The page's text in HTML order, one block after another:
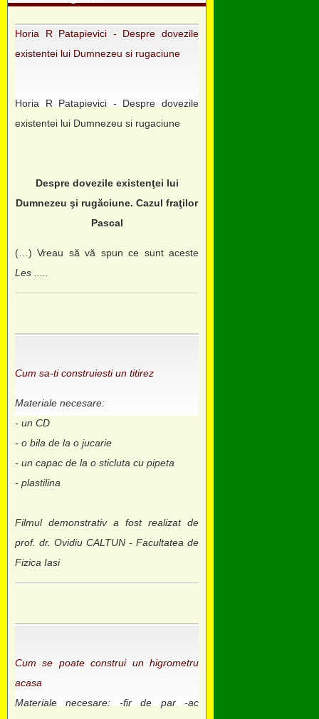
Horia R Patapievici - Despre dovezile
existentei lui Dumnezeu si rugaciune
Horia R Patapievici - Despre dovezile
existentei lui Dumnezeu si rugaciune
Despre dovezile existenţei lui
Dumnezeu şi rugăciune. Cazul fraţilor
Pascal
(…) Vreau să vă spun ce sunt aceste
Les .....
Cum sa-ti construiesti un titirez
Materiale necesare:
- un CD
- o bila de la o jucarie
- un capac de la o sticluta cu pipeta
- plastilina
Filmul demonstrativ a fost realizat de
prof. dr. Ovidiu CALTUN - Facultatea de
Fizica Iasi
Cum se poate construi un higrometru
acasa
Materiale necesare: -fir de par -ac